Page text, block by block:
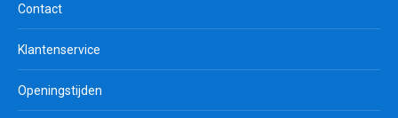
Contact
Klantenservice
Openingstijden